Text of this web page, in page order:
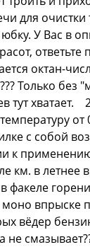
для
У Вас в
ответьте
октан-
Только без
тут
от
с собой
к применению
км. в летнее
факеле
впрыске
вёдер
не